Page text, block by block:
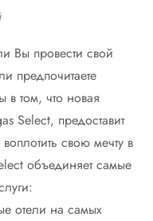
Вы провести свой
предпочитаете
в том, что новая
Select, предоставит
свою мечту в
объединяет самые
отели на самых